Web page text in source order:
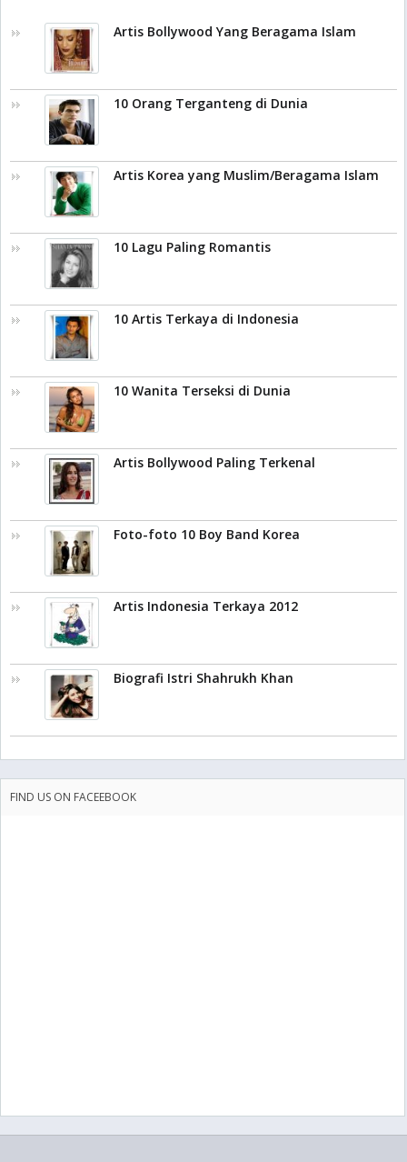
Artis Bollywood Yang Beragama Islam
10 Orang Terganteng di Dunia
Artis Korea yang Muslim/Beragama Islam
10 Lagu Paling Romantis
10 Artis Terkaya di Indonesia
10 Wanita Terseksi di Dunia
Artis Bollywood Paling Terkenal
Foto-foto 10 Boy Band Korea
Artis Indonesia Terkaya 2012
Biografi Istri Shahrukh Khan
FIND US ON FACEEBOOK